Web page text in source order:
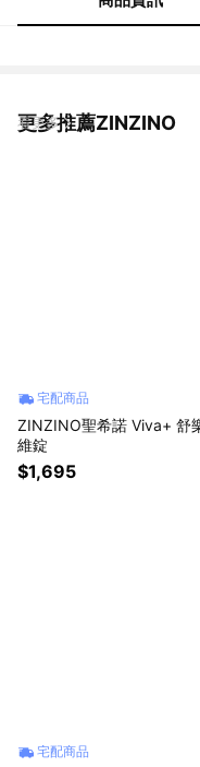
更多推薦ZINZINO
看更多
宅配商品
ZINZINO聖希諾 Viva+ 舒
維錠
$1,695
宅配商品